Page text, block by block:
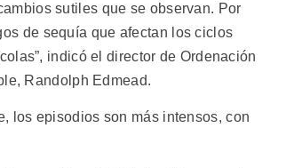
sutiles que se observan. Por
de sequía que afectan los ciclos
indicó el director de Ordenación
Randolph Edmead.
los episodios son más intensos, con